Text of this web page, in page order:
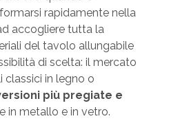
rapidamente nella
accogliere tutta la
del tavolo allungabile
di scelta: il mercato
classici in legno o
più pregiate e
in metallo e in vetro.